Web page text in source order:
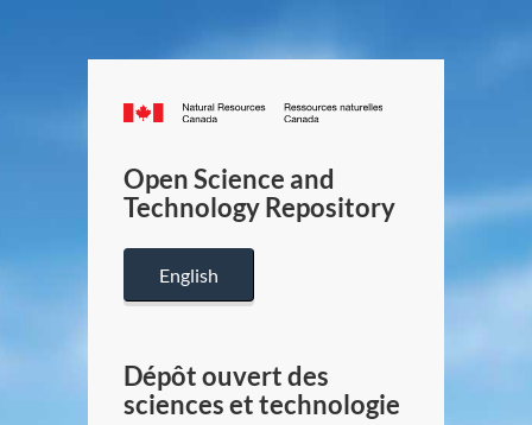
Canada.ca
/
Canada
Open Science and
Technology Repository
English
Dépôt ouvert des
sciences et technologie